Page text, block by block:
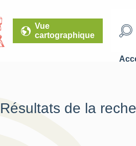
Vue
cartographique
Résultats de la